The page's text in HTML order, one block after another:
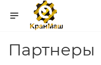
Партнеры